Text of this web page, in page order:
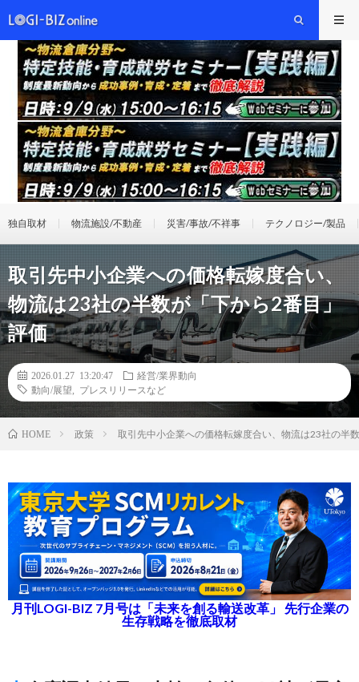
独自取材 物流施設/不動産 災害/事故/不祥事 テクノロジー/製品
取引先中小企業への価格転嫁度合い、
物流は23社の半数が「下から2番目」
評価
2026.01.27 13:20:47
経営/業界動向
動向/展望
プレスリリースなど
HOME 政策 取引先中小企業への価格転嫁度合い、物流は23社の半
月刊LOGI-BIZ 7月号は「未来を創る輸送改革」 先行企業の
生存戦略を徹底取材